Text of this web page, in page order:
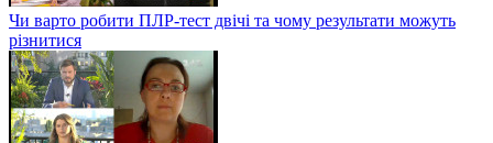
Чи варто робити ПЛР-тест двічі та чому результати можуть
різнитися